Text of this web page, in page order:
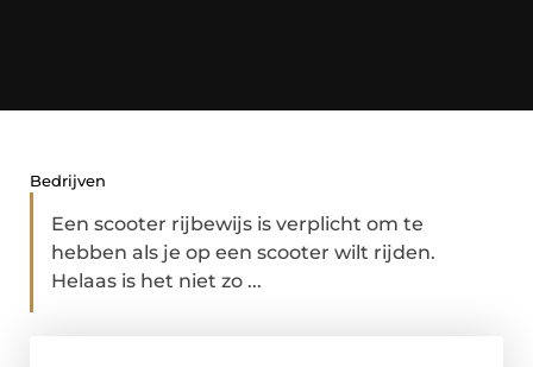
Bedrijven
Een scooter rijbewijs is verplicht om te
hebben als je op een scooter wilt rijden.
Helaas is het niet zo ...